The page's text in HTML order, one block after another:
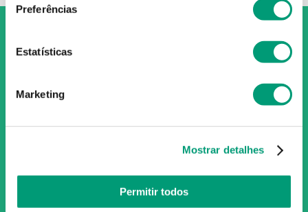
Preferências
Estatísticas
Marketing
Mostrar detalhes
Permitir todos
O Grupo Nossa Farmácia é o maior grupo de farmácias em
Portugal, conta atualmente com cerca de mais de 350
farmácias que partilham os mesmos valores, ideais e
as melhores soluções de compra para os consumidores
através da nossafarmacia.pt.